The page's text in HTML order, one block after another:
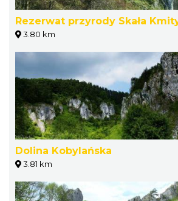
Rezerwat przyrody Skała
3.80 km
Dolina Kobylańska
3.81 km